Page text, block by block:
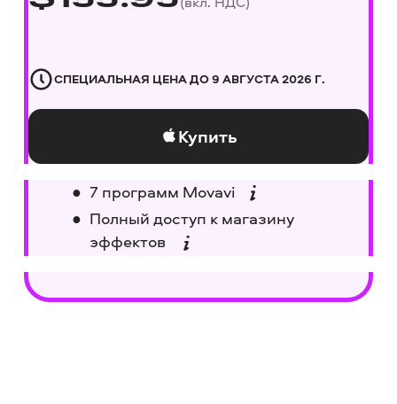
СПЕЦИАЛЬНАЯ ЦЕНА ДО9 АВГУСТА 2026 Г.
Купить
7 программ Movavi
Полный доступ к магазину
эффектов